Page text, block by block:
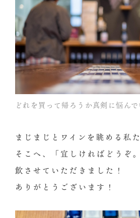
どれを買って帰ろうか真剣に悩んで
まじまじとワインを眺める私た
そこへ、「宜しければどうぞ
飲させていただきました！
ありがとうございます！